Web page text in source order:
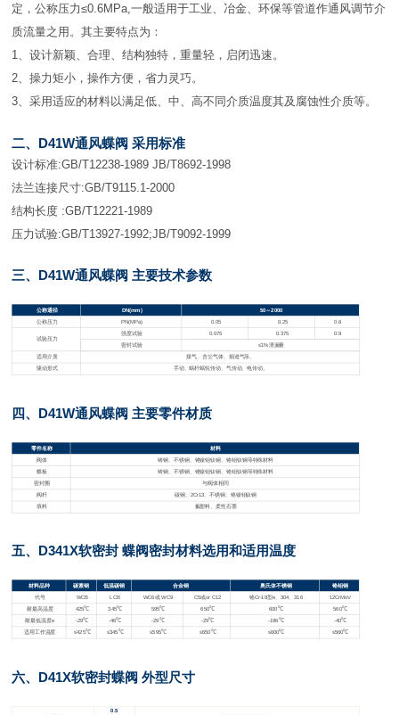
定，公称压力≤0.6MPa,一般适用于工业、冶金、环保等管道作通风调节介
质流量之用。其主要特点为：
1、设计新颖、合理、结构独特，重量轻，启闭迅速。
2、操力矩小，操作方便，省力灵巧。
3、采用适应的材料以满足低、中、高不同介质温度其及腐蚀性介质等。
二、D41W通风蝶阀 采用标准
设计标准:GB/T12238-1989 JB/T8692-1998
法兰连接尺寸:GB/T9115.1-2000
结构长度 :GB/T12221-1989
压力试验:GB/T13927-1992;JB/T9092-1999
三、D41W通风蝶阀 主要技术参数
公称通径 DN(mm) 50～2000
公称压力 PN(MPa) 0.05 0.25 0.6
试验压力
强度试验 0.075 0.375 0.9
密封试验 ≤1%泄漏量
适用介质
煤气、含尘气体、烟道气等。
驱动形式
手动、蜗杆蜗轮传动、气传动、电传动。
四、D41W通风蝶阀 主要零件材质
零件名称 材料
阀体
铸钢、不锈钢、铬镍钼钛钢、铬钼钛钢等特殊材料
蝶板
铸钢、不锈钢、铬镍钼钛钢、铬钼钛钢等特殊材料
密封圈 与阀体相同
阀杆
碳钢、2Cr13、不锈钢、铬镍钼钛钢
填料
氟塑料、柔性石墨
五、D341X软密封 蝶阀密封材料选用和适用温度
材料品种 碳素钢 低温碳钢 合金钢 奥氏体不锈钢 铬钼钢
代号 WCB LCB WC6或 WC9 C5或or C12 铬Cr-18型e、304、316
12CrMoV
耐最高温度
425℃ 345℃ 595℃ 650℃ 600℃ 560℃
耐最低温度e -29℃ -46℃ -29℃ -29℃ -196℃ -40℃
适用工作温度 ≤425℃ ≤345℃ ≤595℃ ≤650℃ ≤600℃ ≤560℃
六、D41X软密封蝶阀 外型尺寸
0.5